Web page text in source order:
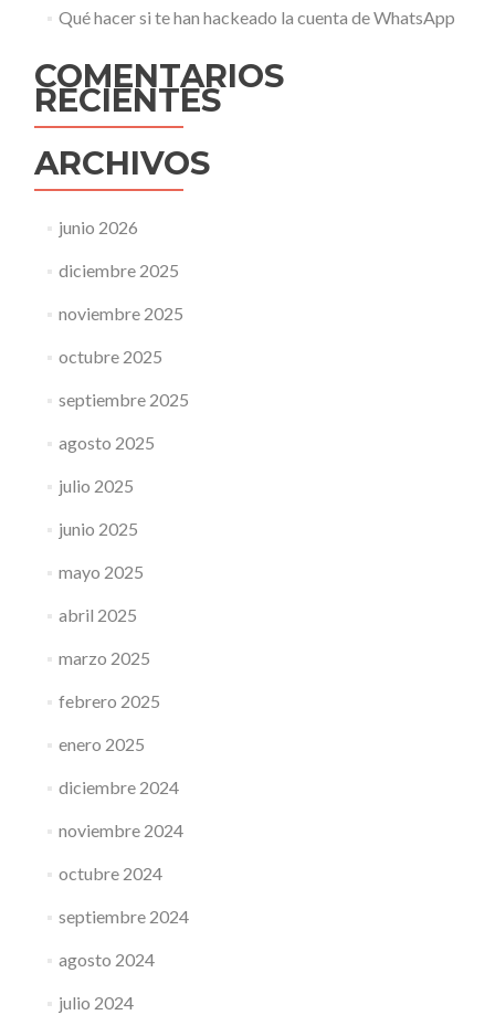
Qué hacer si te han hackeado la cuenta de WhatsApp
COMENTARIOS
RECIENTES
ARCHIVOS
junio 2026
diciembre 2025
noviembre 2025
octubre 2025
septiembre 2025
agosto 2025
julio 2025
junio 2025
mayo 2025
abril 2025
marzo 2025
febrero 2025
enero 2025
diciembre 2024
noviembre 2024
octubre 2024
septiembre 2024
agosto 2024
julio 2024